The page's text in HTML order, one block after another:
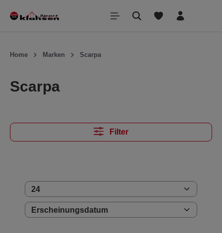
springen
Home Marken Scarpa
Scarpa
Filter